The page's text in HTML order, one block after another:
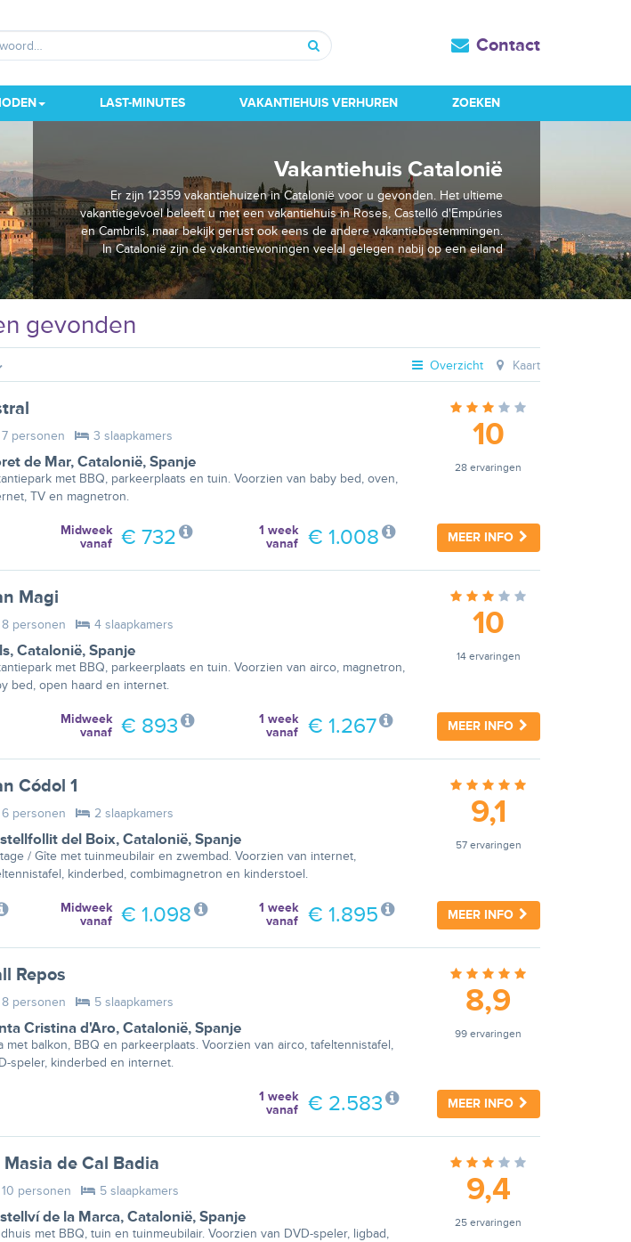
Zoeken
Contact
LAST-MINUTES VAKANTIEHUIS VERHUREN ZOEKEN
Vakantiehuis Catalonië
Er zijn 12359 vakantiehuizen in Catalonië voor u gevonden. Het ultieme
vakantiegevoel beleeft u met een vakantiehuis in Roses, Castelló d'Empúries
en Cambrils, maar bekijk gerust ook eens de andere vakantiebestemmingen.
In Catalonië zijn de vakantiewoningen veelal gelegen nabij op een eiland
gevonden
Overzicht Kaart
7 personen 3 slaapkamers
de Mar, Catalonië, Spanje
met BBQ, parkeerplaats en tuin. Voorzien van baby bed, oven,
TV en magnetron.
10
28 ervaringen
MEER INFO
1 week
vanaf
€ 1.008
Midweek
vanaf
€ 732
Magi
8 personen 4 slaapkamers
, Catalonië, Spanje
met BBQ, parkeerplaats en tuin. Voorzien van airco, magnetron,
bed, open haard en internet.
10
14 ervaringen
MEER INFO
1 week
vanaf
€ 1.267
Midweek
vanaf
€ 893
Códol 1
6 personen 2 slaapkamers
del Boix, Catalonië, Spanje
/ Gîte met tuinmeubilair en zwembad. Voorzien van internet,
kinderbed, combimagnetron en kinderstoel.
9,1
57 ervaringen
MEER INFO
1 week
vanaf
€ 1.895
Midweek
vanaf
€ 1.098
Repos
8 personen 5 slaapkamers
Cristina d'Aro, Catalonië, Spanje
met balkon, BBQ en parkeerplaats. Voorzien van airco, tafeltennistafel,
speler, kinderbed en internet.
8,9
99 ervaringen
MEER INFO
1 week
vanaf
€ 2.583
Masia de Cal Badia
10 personen 5 slaapkamers
de la Marca, Catalonië, Spanje
met BBQ, tuin en tuinmeubilair. Voorzien van DVD-speler, ligbad,
9,4
25 ervaringen